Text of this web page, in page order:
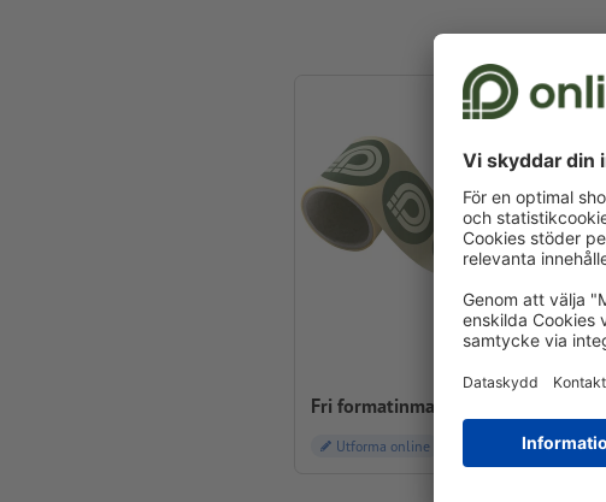
Fri formatinmatning, runda
Utforma online